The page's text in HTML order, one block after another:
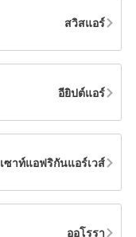
สวิสแอร์
อียิปต์แอร์
เซาท์แอฟริกันแอร์เวส์
ออโรรา